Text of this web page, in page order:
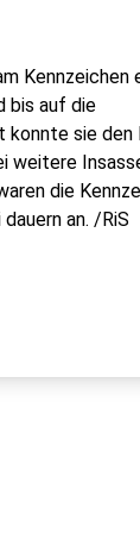
Kennzeichen
bis auf die
sie den
weitere
die
an. /RiS